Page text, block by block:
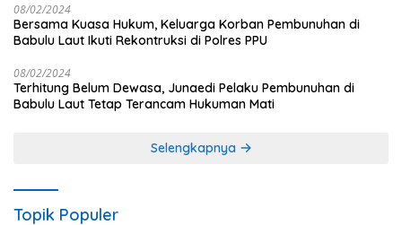
08/02/2024
Bersama Kuasa Hukum, Keluarga Korban Pembunuhan di
Babulu Laut Ikuti Rekontruksi di Polres PPU
08/02/2024
Terhitung Belum Dewasa, Junaedi Pelaku Pembunuhan di
Babulu Laut Tetap Terancam Hukuman Mati
Selengkapnya
Topik Populer